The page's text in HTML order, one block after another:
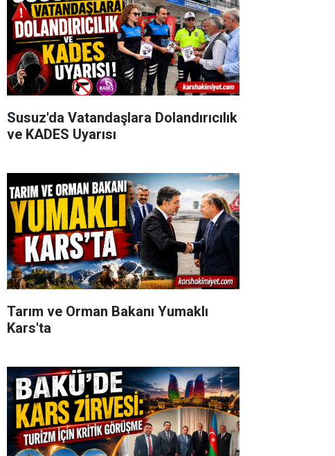
Susuz'da Vatandaşlara Dolandırıcılık
ve KADES Uyarısı
Tarım ve Orman Bakanı Yumaklı
Kars'ta